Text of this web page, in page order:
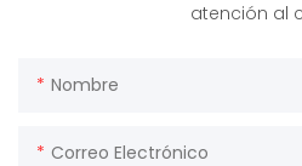
atención al
Nombre
Correo Electrónico